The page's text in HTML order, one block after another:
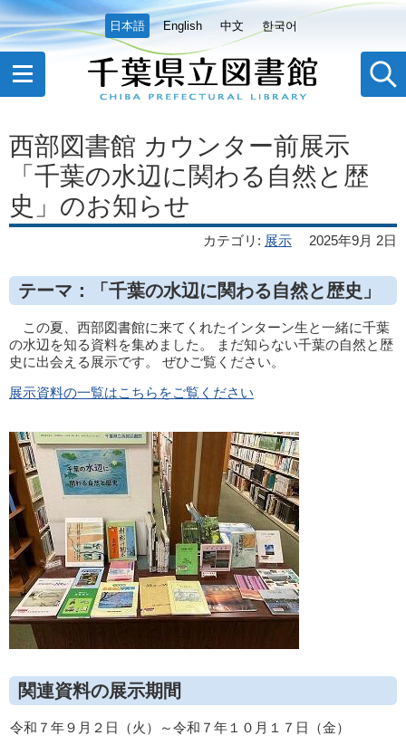
日本語 English 中文 한국어
西部図書館 カウンター前展示
「千葉の水辺に関わる自然と歴
史」のお知らせ
カテゴリ : 展示 2025年9月 2日
テーマ：「千葉の水辺に関わる自然と歴史」
この夏、 西部図書館に来てくれたインターン生と一緒に千葉
の水辺を知る資料を集めました。 まだ知らない千葉の自然と歴
史に出会える 展示です。 ぜひご覧ください。
展示資料の一覧はこちらをご覧ください
関連資料の展示期間
令和７年９月２日（火）～令和７年１０月１７日（金）